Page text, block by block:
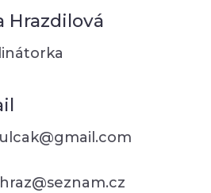
Hrazdilová